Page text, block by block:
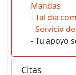
Mandas
-Tal día
-Servicio
- Tu apoyo
Citas